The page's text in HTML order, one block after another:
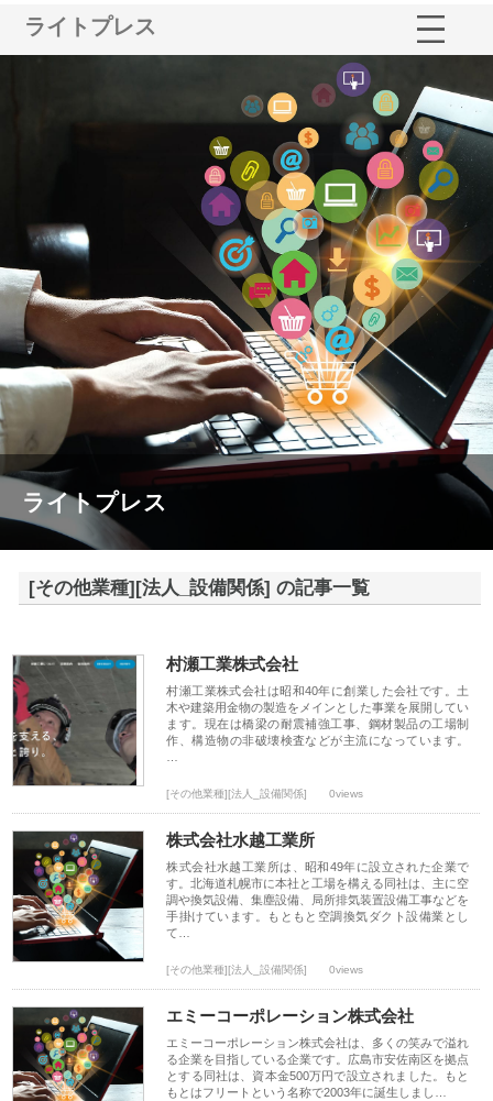
ライトプレス
ライトプレス
[その他業種][法人_設備関係] の記事一覧
村瀬工業株式会社
村瀬工業株式会社は昭和40年に創業した会社です。土
木や建築用金物の製造をメインとした事業を展開してい
ます。現在は橋梁の耐震補強工事、鋼材製品の工場制
作、構造物の非破壊検査などが主流になっています。
[その他業種][法人_設備関係] 0views
株式会社水越工業所
株式会社水越工業所は、昭和49年に設立された企業で
す。北海道札幌市に本社と工場を構える同社は、主に空
調や換気設備、集塵設備、局所排気装置設備工事などを
手掛けています。もともと空調換気ダクト設備業とし
て…
[その他業種][法人_設備関係] 0views
エミーコーポレーション株式会社
エミーコーポレーション株式会社は、多くの笑みで溢れ
る企業を目指している企業です。広島市安佐南区を拠点
とする同社は、資本金500万円で設立されました。もと
もとはフリートという名称で2003年に誕生しまし…